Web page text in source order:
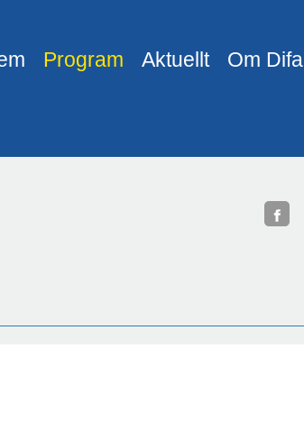
Program Aktuellt Om Difa